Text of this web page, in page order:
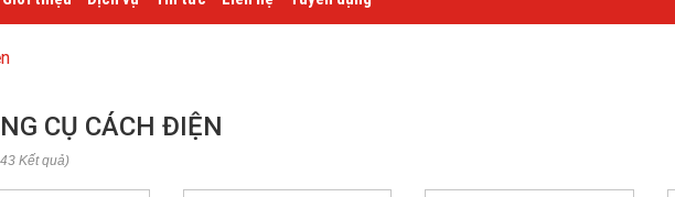
CỤ CÁCH ĐIỆN
Kết quả)